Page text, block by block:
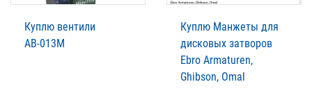
Куплю вентили
АВ-013М
Куплю Манжеты для
дисковых затворов
Ebro Armaturen,
Ghibson, Omal